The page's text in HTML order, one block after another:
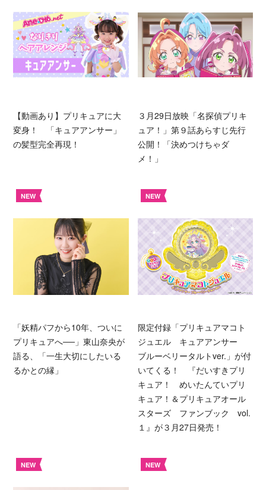
【動画あり】プリキュアに大
変身！ 「キュアアンサー」
の髪型完全再現！
３月29日放映「名探偵プリキ
ュア！」第９話あらすじ先行
公開！「決めつけちゃダ
メ！」
NEW
「妖精パフから10年、ついに
プリキュアへ──」東山奈央が
語る、「一生大切にしたいる
るかとの縁」
NEW
限定付録「プリキュアマコト
ジュエル キュアアンサー
ブルーベリータルトver.」が付
いてくる！ 『だいすきプリ
キュア！ めいたんていプリ
キュア！＆プリキュアオール
スターズ ファンブック vol.
１』が３月27日発売！
NEW NEW